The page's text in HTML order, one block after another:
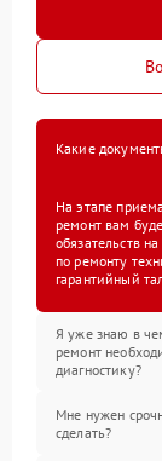
Какие
На этапе
ремонт вам
обязательств
по ремонту
гарантийный
Я уже знаю в
ремонт
диагностику?
Мне нужен
сделать?